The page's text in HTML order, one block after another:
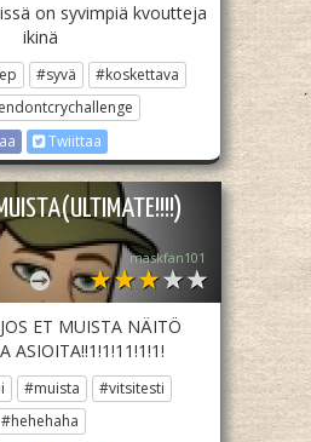
on syvimpiä kvoutteja
ikinä
#syvä
#koskettava
Twiittaa
maskfan101
ET MUISTA NÄITÖ
ASIOITA!!1!1!11!1!1!
#muista
#vitsitesti
#hehehaha